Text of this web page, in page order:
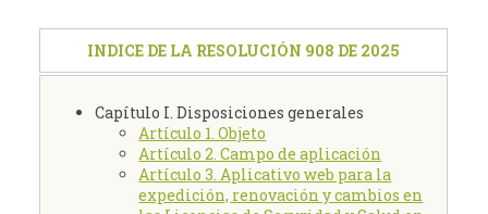
INDICE DE LA RESOLUCIÓN 908 DE 2025
Capítulo I. Disposiciones generales
Artículo 1. Objeto
Artículo 2. Campo de aplicación
Artículo 3. Aplicativo web para la
expedición, renovación y cambios en